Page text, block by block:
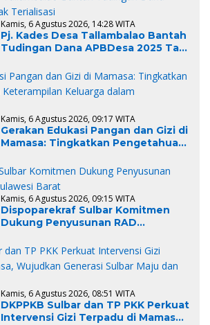
Kamis, 6 Agustus 2026, 14:28 WITA
Pj. Kades Desa Tallambalao Bantah
Tudingan Dana APBDesa 2025 Tak
Kamis, 6 Agustus 2026, 09:17 WITA
Gerakan Edukasi Pangan dan Gizi di
Mamasa: Tingkatkan Pengetahuan
Pemenuhan Gizi
Kamis, 6 Agustus 2026, 09:15 WITA
Dispoparekraf Sulbar Komitmen
Dukung Penyusunan RAD
Kamis, 6 Agustus 2026, 08:51 WITA
DKPPKB Sulbar dan TP PKK Perkuat
Intervensi Gizi Terpadu di Mamasa,